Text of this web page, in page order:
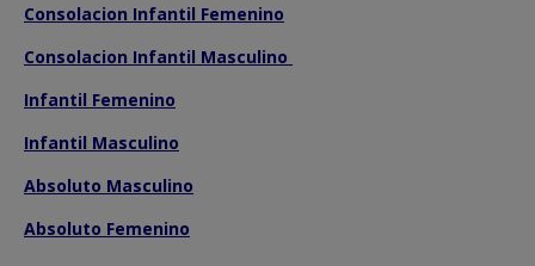
Consolacion Infantil Femenino
Consolacion Infantil Masculino
Infantil Femenino
Infantil Masculino
Absoluto Masculino
Absoluto Femenino